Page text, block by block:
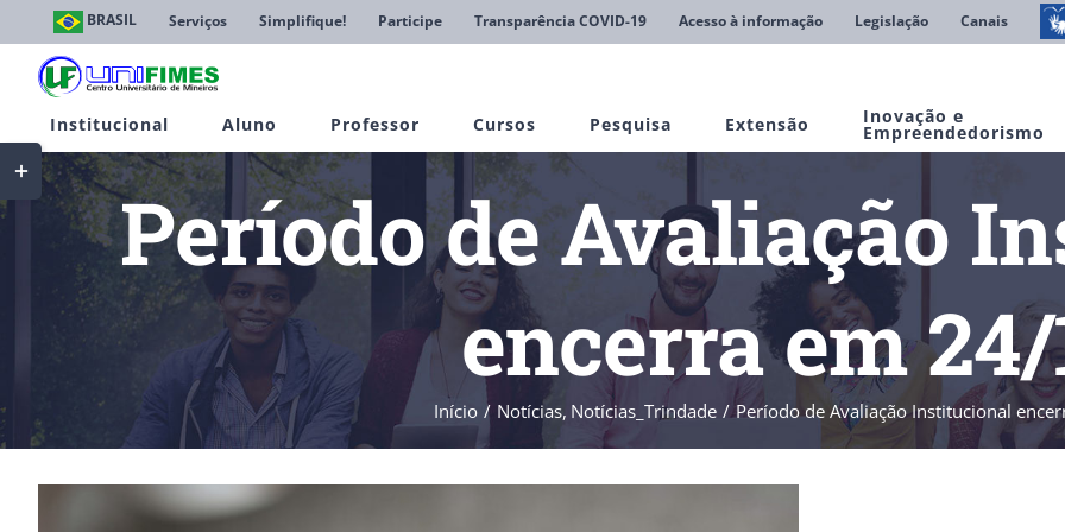
conteúdo
BRASIL Serviços Simplifique! Participe Transparência COVID-19 Acesso à informação Legislação Canais
Institucional Aluno Professor Cursos Pesquisa Extensão Inovação e
Empreendedorismo
Período de Avaliação
encerra em 24/
Início Notícias Notícias_Trindade Período de Avaliação Institucional
Toggle
Sliding
Bar